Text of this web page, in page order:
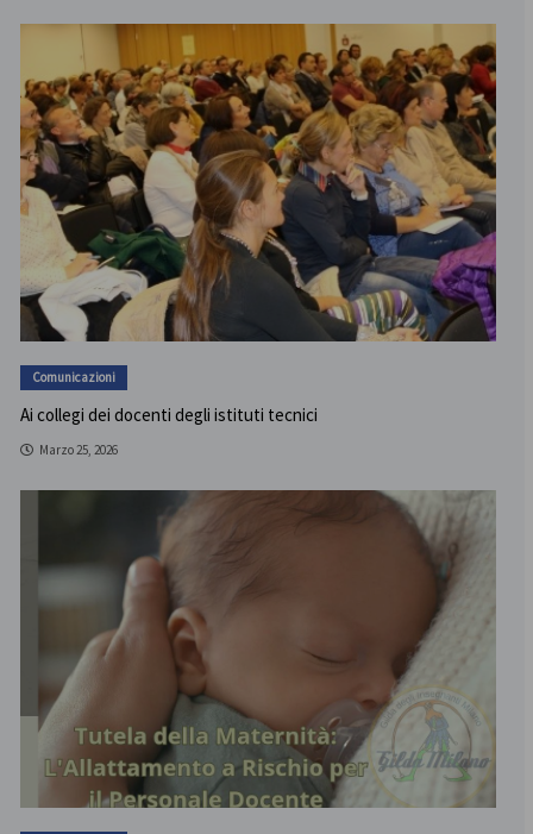
Comunicazioni
Ai collegi dei docenti degli istituti tecnici
Marzo 25, 2026